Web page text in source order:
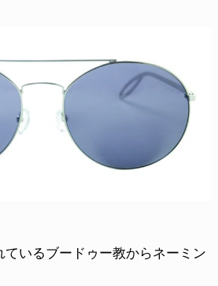
いるブードゥー教からネーミン